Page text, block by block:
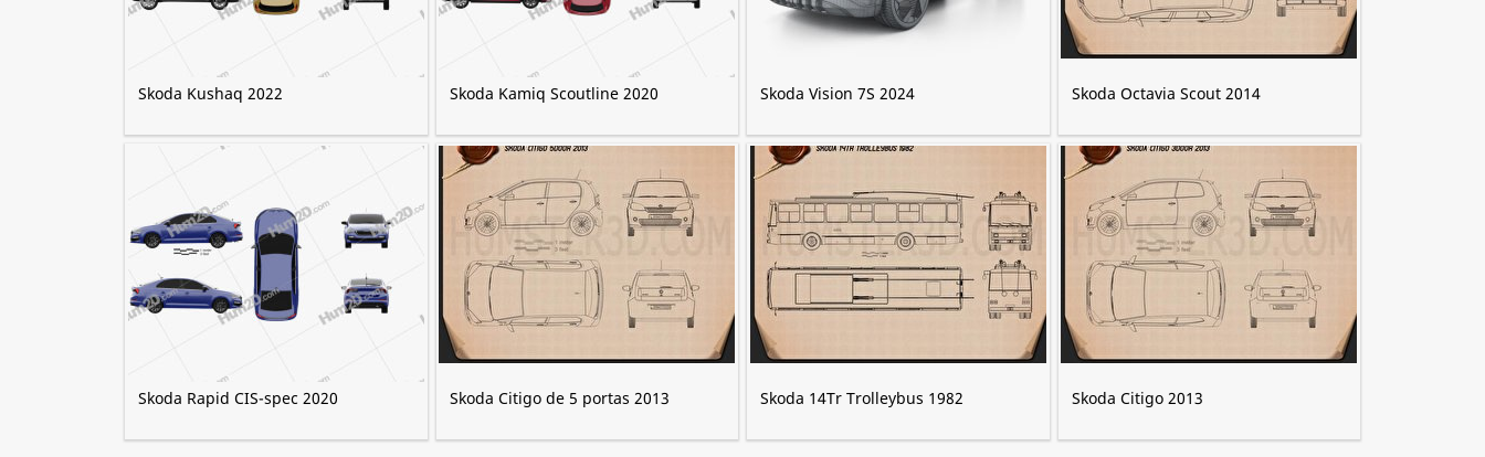
Skoda Kushaq 2022 Skoda Kamiq Scoutline 2020 Skoda Vision 7S 2024 Skoda Octavia Scout 2014
Skoda Rapid CIS-spec 2020 Skoda Citigo de 5 portas 2013 Skoda 14Tr Trolleybus 1982 Skoda Citigo 2013